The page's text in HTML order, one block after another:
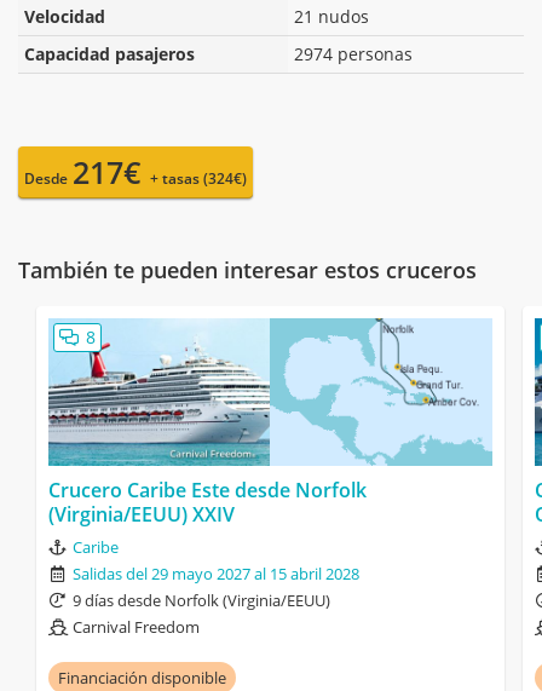
Velocidad
21 nudos
Capacidad pasajeros
2974 personas
Desde 217€ + tasas (324€)
También te pueden interesar estos cruceros
8
Crucero Caribe Este desde Norfolk
(Virginia/EEUU) XXIV
Caribe
Salidas del 29 mayo 2027 al 15 abril 2028
9 días desde Norfolk (Virginia/EEUU)
Carnival Freedom
Financiación disponible